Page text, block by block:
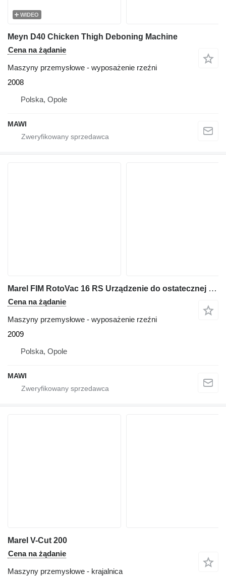
WIDEO
Meyn D40 Chicken Thigh Deboning Machine
Cena na żądanie
Maszyny przemysłowe - wyposażenie rzeźni
2008
Polska, Opole
MAWI
Marel FIM RotoVac 16 RS Urządzenie do ostatecznej inspekcji drobiu
Cena na żądanie
Maszyny przemysłowe - wyposażenie rzeźni
2009
Polska, Opole
MAWI
Marel V-Cut 200
Cena na żądanie
Maszyny przemysłowe - krajalnica